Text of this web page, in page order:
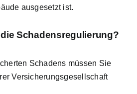
ausgesetzt ist.
Schadensregulierung?
Schadens müssen Sie
Versicherungsgesellschaft